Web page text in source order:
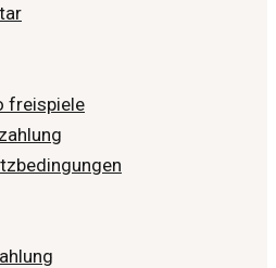
freispiele